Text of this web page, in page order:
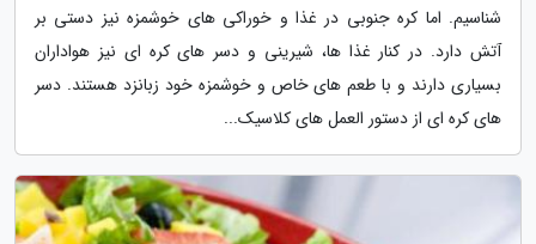
شناسیم. اما کره جنوبی در غذا و خوراکی های خوشمزه نیز دستی بر
آتش دارد. در کنار غذا ها، شیرینی و دسر های کره ای نیز هواداران
بسیاری دارند و با طعم های خاص و خوشمزه خود زبانزد هستند. دسر
های کره ای از دستور العمل های کلاسیک...